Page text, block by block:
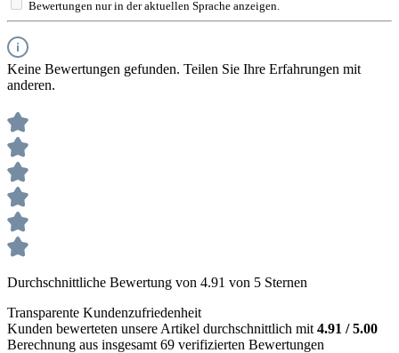
Bewertungen nur in der aktuellen Sprache anzeigen.
Keine Bewertungen gefunden. Teilen Sie Ihre Erfahrungen mit
anderen.
Durchschnittliche Bewertung von 4.91 von 5 Sternen
Transparente Kundenzufriedenheit
Kunden bewerteten unsere Artikel durchschnittlich mit 4.91 / 5.00
Berechnung aus insgesamt 69 verifizierten Bewertungen